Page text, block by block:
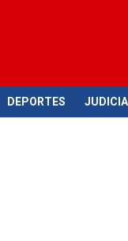
DEPORTES